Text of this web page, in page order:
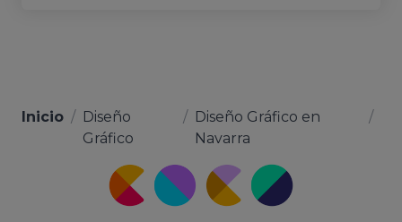
Inicio / Diseño
Gráfico
/ Diseño Gráfico en
Navarra
/